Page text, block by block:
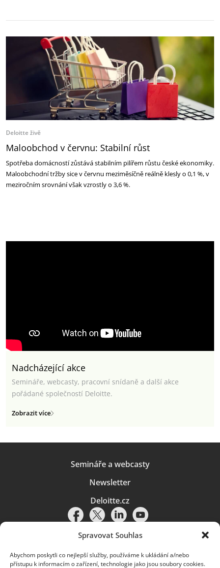
Spravovat Souhlas
Abychom poskytli co nejlepší služby, používáme k ukládání a/nebo
přístupu k informacím o zařízení, technologie jako jsou soubory cookies.
Deloitte živě
Maloobchod v červnu: Stabilní růst
Spotřeba domácností zůstává stabilním pilířem růstu české ekonomiky.
Maloobchodní tržby sice v červnu meziměsíčně reálně klesly o 0,1 %, v
meziročním srovnání však vzrostly o 3,6 %.
Nadcházející akce
Semináře, webcasty, pracovní snídaně a další akce
pořádané společností Deloitte.
Zobrazit více
Semináře a webcasty
Newsletter
Deloitte.cz
Pravidla používání|Ochrana osobních údajů|Soubory cookies |